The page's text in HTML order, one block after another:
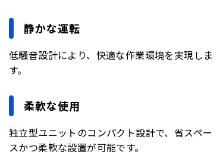
静かな運転
低騒音設計により、快適な作業環境を実現しま
す。
柔軟な使用
独立型ユニットのコンパクト設計で、省スペー
スかつ柔軟な設置が可能です。